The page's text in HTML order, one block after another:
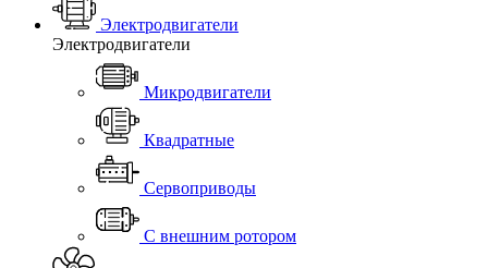
Электродвигатели
Электродвигатели
Микродвигатели
Квадратные
Сервоприводы
С внешним ротором